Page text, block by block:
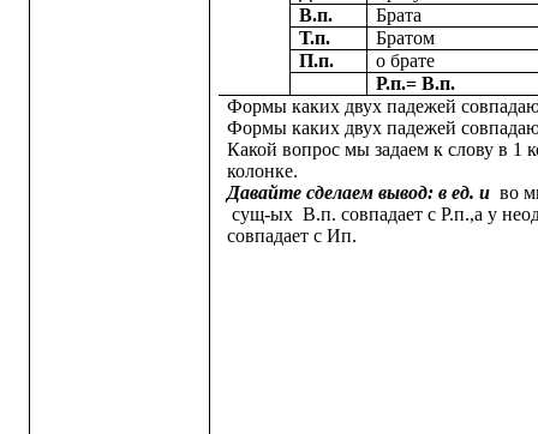
В.п.
Брата
Т.п.
Братом
П.п.
о брате
Р.п.= В.п.
Формы каких двух падежей
Формы каких двух падежей
Какой вопрос мы задаем к слову в 1
колонке.
Давайте сделаем вывод: в ед. иво
сущ-ых В.п. совпадает с Р.п.,а у
совпадает с Ип.